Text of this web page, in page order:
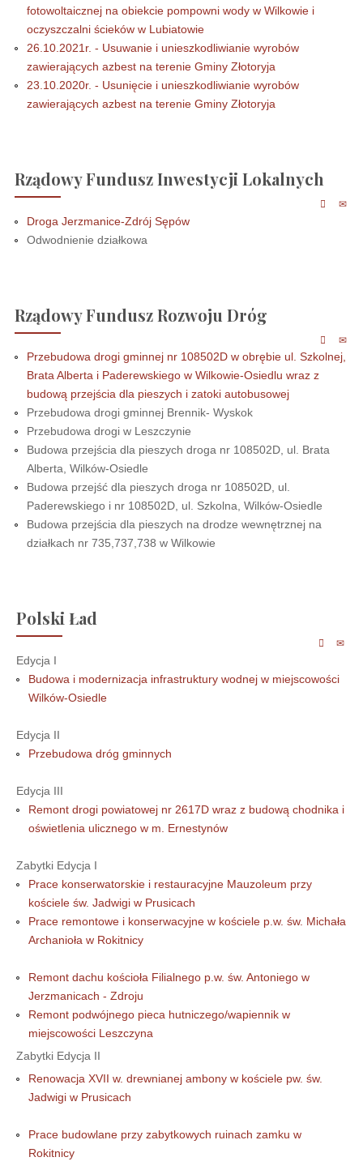
fotowoltaicznej na obiekcie pompowni wody w Wilkowie i
oczyszczalni ścieków w Lubiatowie
26.10.2021r. - Usuwanie i unieszkodliwianie wyrobów
zawierających azbest na terenie Gminy Złotoryja
23.10.2020r. - Usunięcie i unieszkodliwianie wyrobów
zawierających azbest na terenie Gminy Złotoryja
Rządowy Fundusz Inwestycji Lokalnych
Droga Jerzmanice-Zdrój Sępów
Odwodnienie działkowa
Rządowy Fundusz Rozwoju Dróg
Przebudowa drogi gminnej nr 108502D w obrębie ul. Szkolnej,
Brata Alberta i Paderewskiego w Wilkowie-Osiedlu wraz z
budową przejścia dla pieszych i zatoki autobusowej
Przebudowa drogi gminnej Brennik- Wyskok
Przebudowa drogi w Leszczynie
Budowa przejścia dla pieszych droga nr 108502D, ul. Brata
Alberta, Wilków-Osiedle
Budowa przejść dla pieszych droga nr 108502D, ul.
Paderewskiego i nr 108502D, ul. Szkolna, Wilków-Osiedle
Budowa przejścia dla pieszych na drodze wewnętrznej na
działkach nr 735,737,738 w Wilkowie
Polski Ład
Edycja I
Budowa i modernizacja infrastruktury wodnej w miejscowości
Wilków-Osiedle
Edycja II
Przebudowa dróg gminnych
Edycja III
Remont drogi powiatowej nr 2617D wraz z budową chodnika i
oświetlenia ulicznego w m. Ernestynów
Zabytki Edycja I
Prace konserwatorskie i restauracyjne Mauzoleum przy
kościele św. Jadwigi w Prusicach
Prace remontowe i konserwacyjne w kościele p.w. św. Michała
Archanioła w Rokitnicy
Remont dachu kościoła Filialnego p.w. św. Antoniego w
Jerzmanicach - Zdroju
Remont podwójnego pieca hutniczego/wapiennik w
miejscowości Leszczyna
Zabytki Edycja II
Renowacja XVII w. drewnianej ambony w kościele pw. św.
Jadwigi w Prusicach
Prace budowlane przy zabytkowych ruinach zamku w
Rokitnicy